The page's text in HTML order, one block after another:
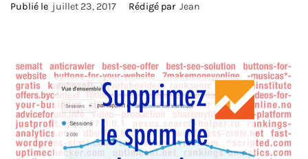
Publié le juillet 23, 2017 Rédigé par Jean